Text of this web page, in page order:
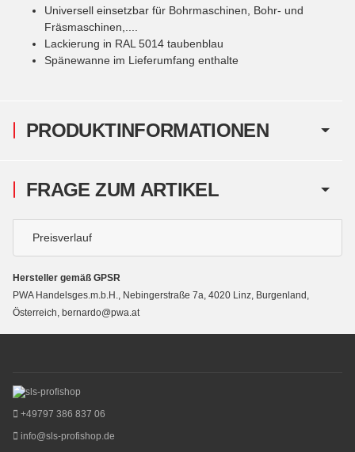
PRODUKTINFORMATIONEN
Universell einsetzbar für Bohrmaschinen, Bohr- und
Fräsmaschinen,....
Lackierung in RAL 5014 taubenblau
Spänewanne im Lieferumfang enthalte
FRAGE ZUM ARTIKEL
Preisverlauf
Hersteller gemäß GPSR
PWA Handelsges.m.b.H., Nebingerstraße 7a, 4020 Linz, Burgenland,
Österreich, bernardo@pwa.at
+49797 386 837 06
info@sls-profishop.de